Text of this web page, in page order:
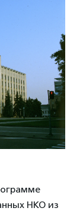
НКО из